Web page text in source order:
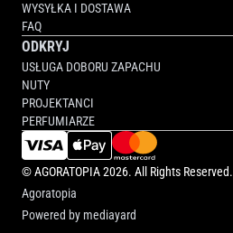
WYSYŁKA I DOSTAWA
FAQ
ODKRYJ
USŁUGA DOBORU ZAPACHU
NUTY
PROJEKTANCI
PERFUMIARZE
©AGORATOPIA2026. All Rights Reserved.
Agoratopia
Powered by mediayard